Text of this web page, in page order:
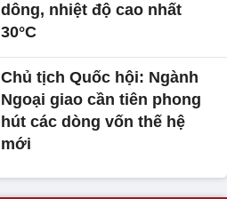
dông, nhiệt độ cao nhất
30°C
Chủ tịch Quốc hội: Ngành
Ngoại giao cần tiên phong
hút các dòng vốn thế hệ
mới